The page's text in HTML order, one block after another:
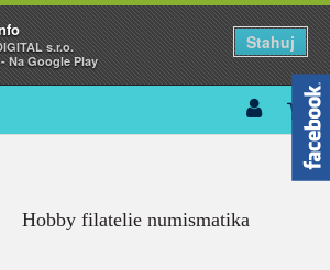
s.r.o.
Na Google Play
Stahuj
Hobby filatelie numismatika